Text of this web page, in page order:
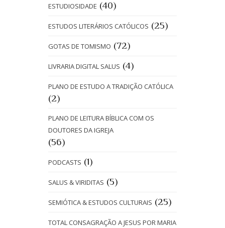
ESTUDIOSIDADE (40)
ESTUDOS LITERÁRIOS CATÓLICOS (25)
GOTAS DE TOMISMO (72)
LIVRARIA DIGITAL SALUS (4)
PLANO DE ESTUDO A TRADIÇÃO CATÓLICA
(2)
PLANO DE LEITURA BÍBLICA COM OS
DOUTORES DA IGREJA
(56)
PODCASTS (1)
SALUS & VIRIDITAS (5)
SEMIÓTICA & ESTUDOS CULTURAIS (25)
TOTAL CONSAGRAÇÃO A JESUS POR MARIA